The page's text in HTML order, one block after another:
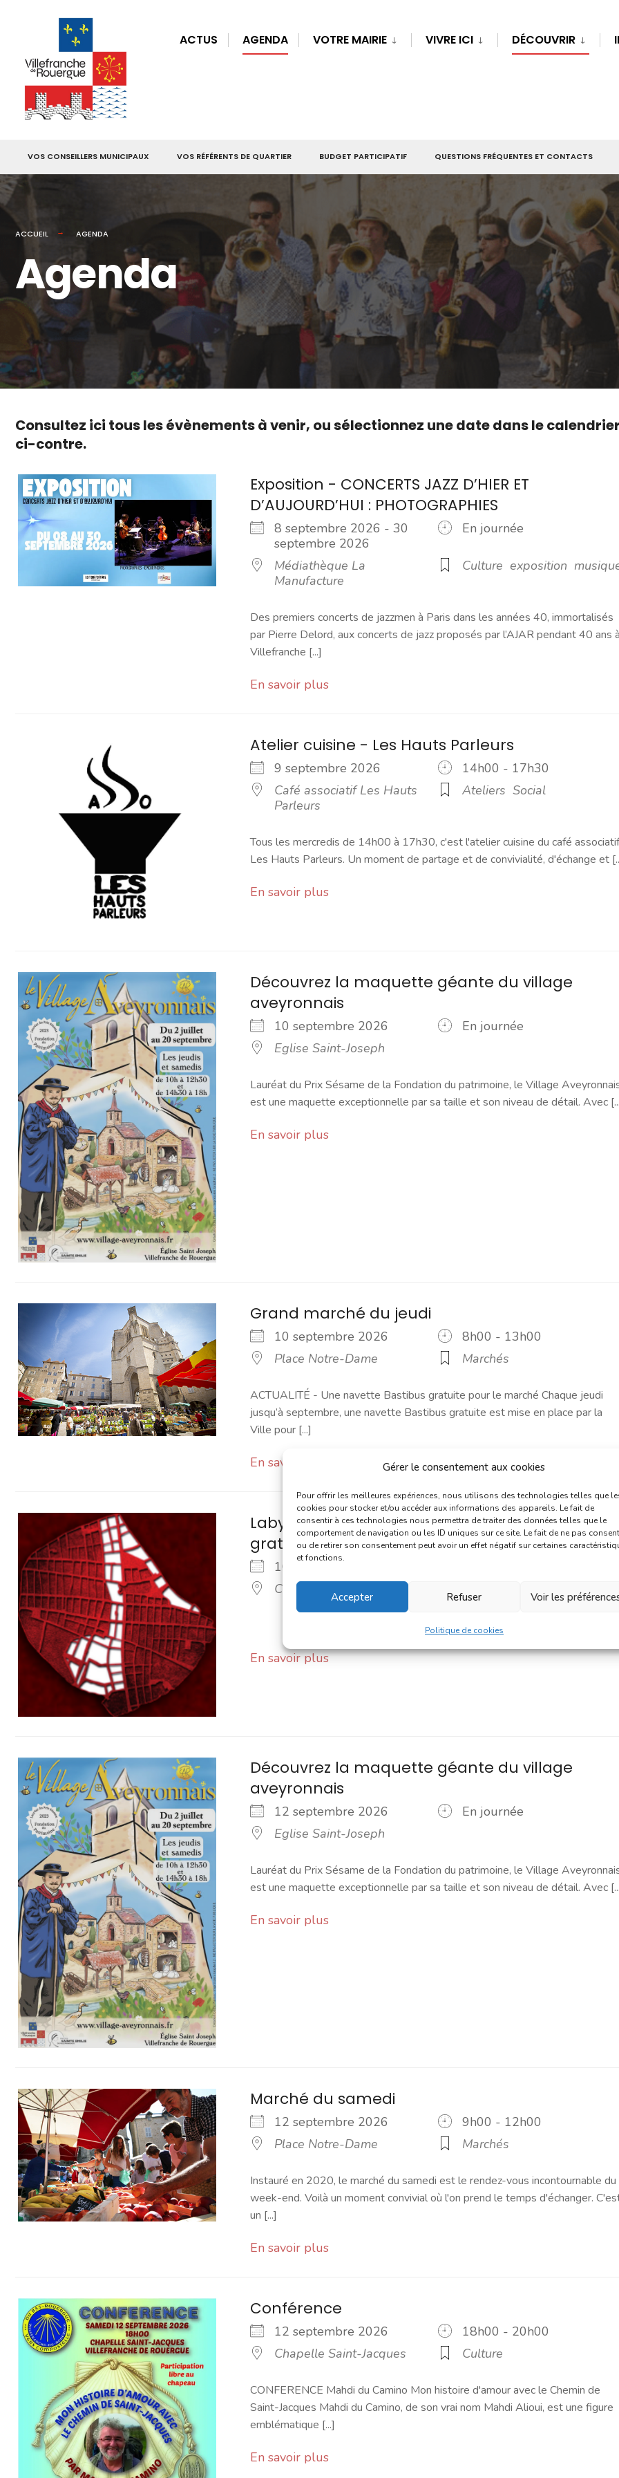
Gérer le consentement aux cookies
Pour offrir les meilleures expériences, nous utilisons des technologies telles que
cookies pour stocker et/ou accéder aux informations des appareils. Le fait de
consentir à ces technologies nous permettra de traiter des données telles que le
comportement de navigation ou les ID uniques sur ce site. Le fait de ne pas
ou de retirer son consentement peut avoir un effet négatif sur certaines
et fonctions.
Accepter Refuser Voir les
Politique de cookies
ACTUS AGENDA VOTRE MAIRIE VIVRE ICI DÉCOUVRIR
VOS CONSEILLERS MUNICIPAUX VOS RÉFÉRENTS DE QUARTIER BUDGET PARTICIPATIF QUESTIONS FRÉQUENTES ET CONTACTS
ACCUEIL AGENDA
Agenda
Consultez ici tous les évènements à venir, ou sélectionnez une date dans le
ci-contre.
Exposition - CONCERTS JAZZ D’HIER ET
D’AUJOURD’HUI : PHOTOGRAPHIES
8 septembre 2026 - 30
septembre 2026
En journée
Médiathèque La
Manufacture
Culture exposition
Des premiers concerts de jazzmen à Paris dans les années 40, immortalisés
par Pierre Delord, aux concerts de jazz proposés par l’AJAR pendant 40 ans
Villefranche [...]
En savoir plus
Atelier cuisine - Les Hauts Parleurs
9 septembre 2026
14h00 - 17h30
Café associatif Les Hauts
Parleurs
Ateliers Social
Tous les mercredis de 14h00 à 17h30, c'est l'atelier cuisine du café associatif
Les Hauts Parleurs. Un moment de partage et de convivialité, d'échange et
En savoir plus
Découvrez la maquette géante du village
aveyronnais
10 septembre 2026
En journée
Eglise Saint-Joseph
Lauréat du Prix Sésame de la Fondation du patrimoine, le Village
est une maquette exceptionnelle par sa taille et son niveau de détail. Avec
En savoir plus
Grand marché du jeudi
10 septembre 2026
8h00 - 13h00
Place Notre-Dame
Marchés
ACTUALITÉ - Une navette Bastibus gratuite pour le marché Chaque jeudi
jusqu’à septembre, une navette Bastibus gratuite est mise en place par la
Ville pour [...]
En savoir plus
Labyrinthe Musical en Rouergue - Concert
gratuit De Folias en folies
10 septembre 2026
Chapelle Saint-Jacques
Culture
En savoir plus
Découvrez la maquette géante du village
aveyronnais
12 septembre 2026
En journée
Eglise Saint-Joseph
Lauréat du Prix Sésame de la Fondation du patrimoine, le Village
est une maquette exceptionnelle par sa taille et son niveau de détail. Avec
En savoir plus
Marché du samedi
12 septembre 2026
9h00 - 12h00
Place Notre-Dame
Marchés
Instauré en 2020, le marché du samedi est le rendez-vous incontournable du
week-end. Voilà un moment convivial où l'on prend le temps d'échanger.
un [...]
En savoir plus
Conférence
12 septembre 2026
18h00 - 20h00
Chapelle Saint-Jacques
Culture
CONFERENCE Mahdi du Camino Mon histoire d'amour avec le Chemin de
Saint-Jacques Mahdi du Camino, de son vrai nom Mahdi Alioui, est une figure
emblématique [...]
En savoir plus